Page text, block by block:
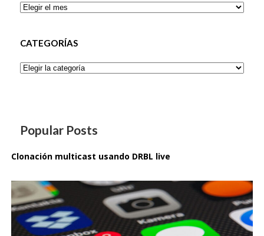
Archivos
CATEGORÍAS
Categorías
Popular Posts
Clonación multicast usando DRBL live